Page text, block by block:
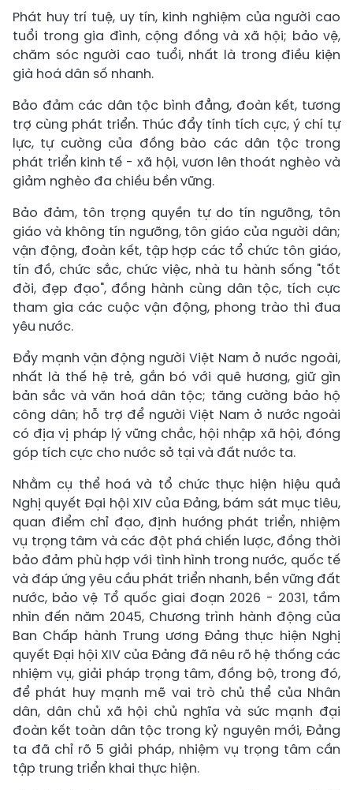
Phát huy trí tuệ, uy tín, kinh nghiệm của người cao
tuổi trong gia đình, cộng đồng và xã hội; bảo vệ,
chăm sóc người cao tuổi, nhất là trong điều kiện
già hoá dân số nhanh.
Bảo đảm các dân tộc bình đẳng, đoàn kết, tương
trợ cùng phát triển. Thúc đẩy tính tích cực, ý chí tự
lực, tự cường của đồng bào các dân tộc trong
phát triển kinh tế - xã hội, vươn lên thoát nghèo và
giảm nghèo đa chiều bền vững.
Bảo đảm, tôn trọng quyền tự do tín ngưỡng, tôn
giáo và không tín ngưỡng, tôn giáo của người dân;
vận động, đoàn kết, tập hợp các tổ chức tôn giáo,
tín đồ, chức sắc, chức việc, nhà tu hành sống "tốt
đời, đẹp đạo", đồng hành cùng dân tộc, tích cực
tham gia các cuộc vận động, phong trào thi đua
yêu nước.
Đẩy mạnh vận động người Việt Nam ở nước ngoài,
nhất là thế hệ trẻ, gắn bó với quê hương, giữ gìn
bản sắc và văn hoá dân tộc; tăng cường bảo hộ
công dân; hỗ trợ để người Việt Nam ở nước ngoài
có địa vị pháp lý vững chắc, hội nhập xã hội, đóng
góp tích cực cho nước sở tại và đất nước ta.
Nhằm cụ thể hoá và tổ chức thực hiện hiệu quả
Nghị quyết Đại hội XIV của Đảng, bám sát mục tiêu,
quan điểm chỉ đạo, định hướng phát triển, nhiệm
vụ trọng tâm và các đột phá chiến lược, đồng thời
bảo đảm phù hợp với tình hình trong nước, quốc tế
và đáp ứng yêu cầu phát triển nhanh, bền vững đất
nước, bảo vệ Tổ quốc giai đoạn 2026 - 2031, tầm
nhìn đến năm 2045, Chương trình hành động của
Ban Chấp hành Trung ương Đảng thực hiện Nghị
quyết Đại hội XIV của Đảng đã nêu rõ hệ thống các
nhiệm vụ, giải pháp trọng tâm, đồng bộ, trong đó,
để phát huy mạnh mẽ vai trò chủ thể của Nhân
dân, dân chủ xã hội chủ nghĩa và sức mạnh đại
đoàn kết toàn dân tộc trong kỷ nguyên mới, Đảng
ta đã chỉ rõ 5 giải pháp, nhiệm vụ trọng tâm cần
tập trung triển khai thực hiện.